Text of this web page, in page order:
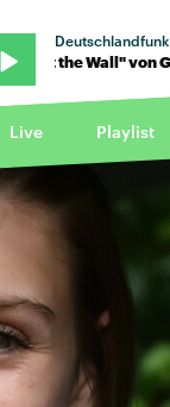
von Gracie
Live Playlist